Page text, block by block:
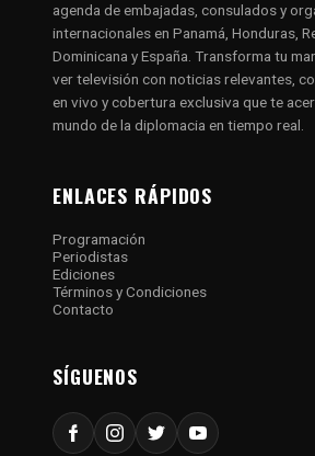
agenda de embajadas, consulados y
internacionales en Panamá, Honduras,
Dominicana y España. Transforma tu
ver televisión con noticias relevantes,
en vivo y cobertura exclusiva que te
mundo de la diplomacia en tiempo real.
ENLACES RÁPIDOS
Programación
Periodistas
Ediciones
Términos y Condiciones
Contacto
SÍGUENOS